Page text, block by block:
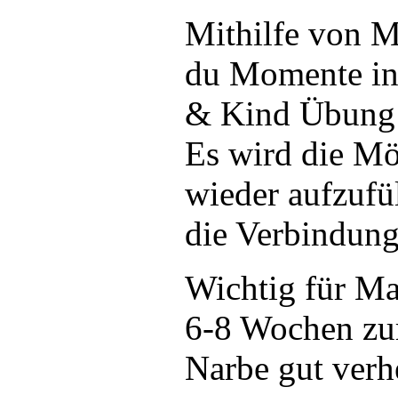
Mithilfe von
du Momente
& Kind Übung
Es wird die
wieder
die
Wichtig für
6-8 Wochen
Narbe gut